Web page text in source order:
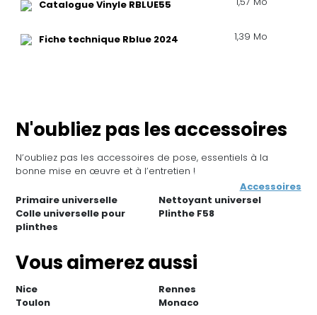
Catalogue Vinyle RBLUE55
Fiche technique Rblue 2024 1,39 Mo
N'oubliez pas les accessoires
N’oubliez pas les accessoires de pose, essentiels à la
bonne mise en œuvre et à l’entretien !
Accessoires
Primaire universelle
Nettoyant universel
Colle universelle pour
plinthes
Plinthe F58
Vous aimerez aussi
Nice
Rennes
Toulon
Monaco